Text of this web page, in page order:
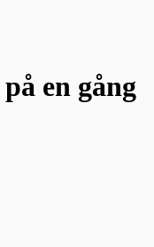
på en gång